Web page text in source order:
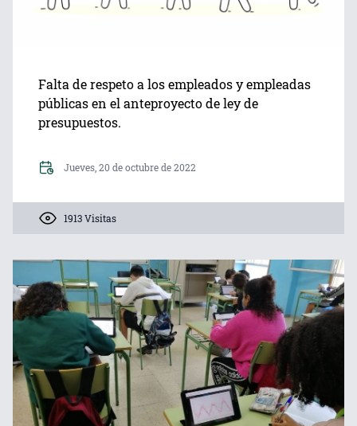
Falta de respeto a los empleados y empleadas
públicas en el anteproyecto de ley de
presupuestos.
Jueves, 20 de octubre de 2022
1913 Visitas